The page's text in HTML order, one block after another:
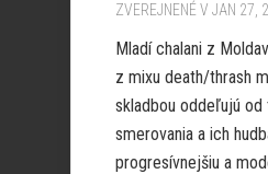
ZVEREJNENÉ V JAN 27,
Mladí chalani z
z mixu death/thrash
skladbou oddeľujú od
smerovania a ich
progresívnejšiu a